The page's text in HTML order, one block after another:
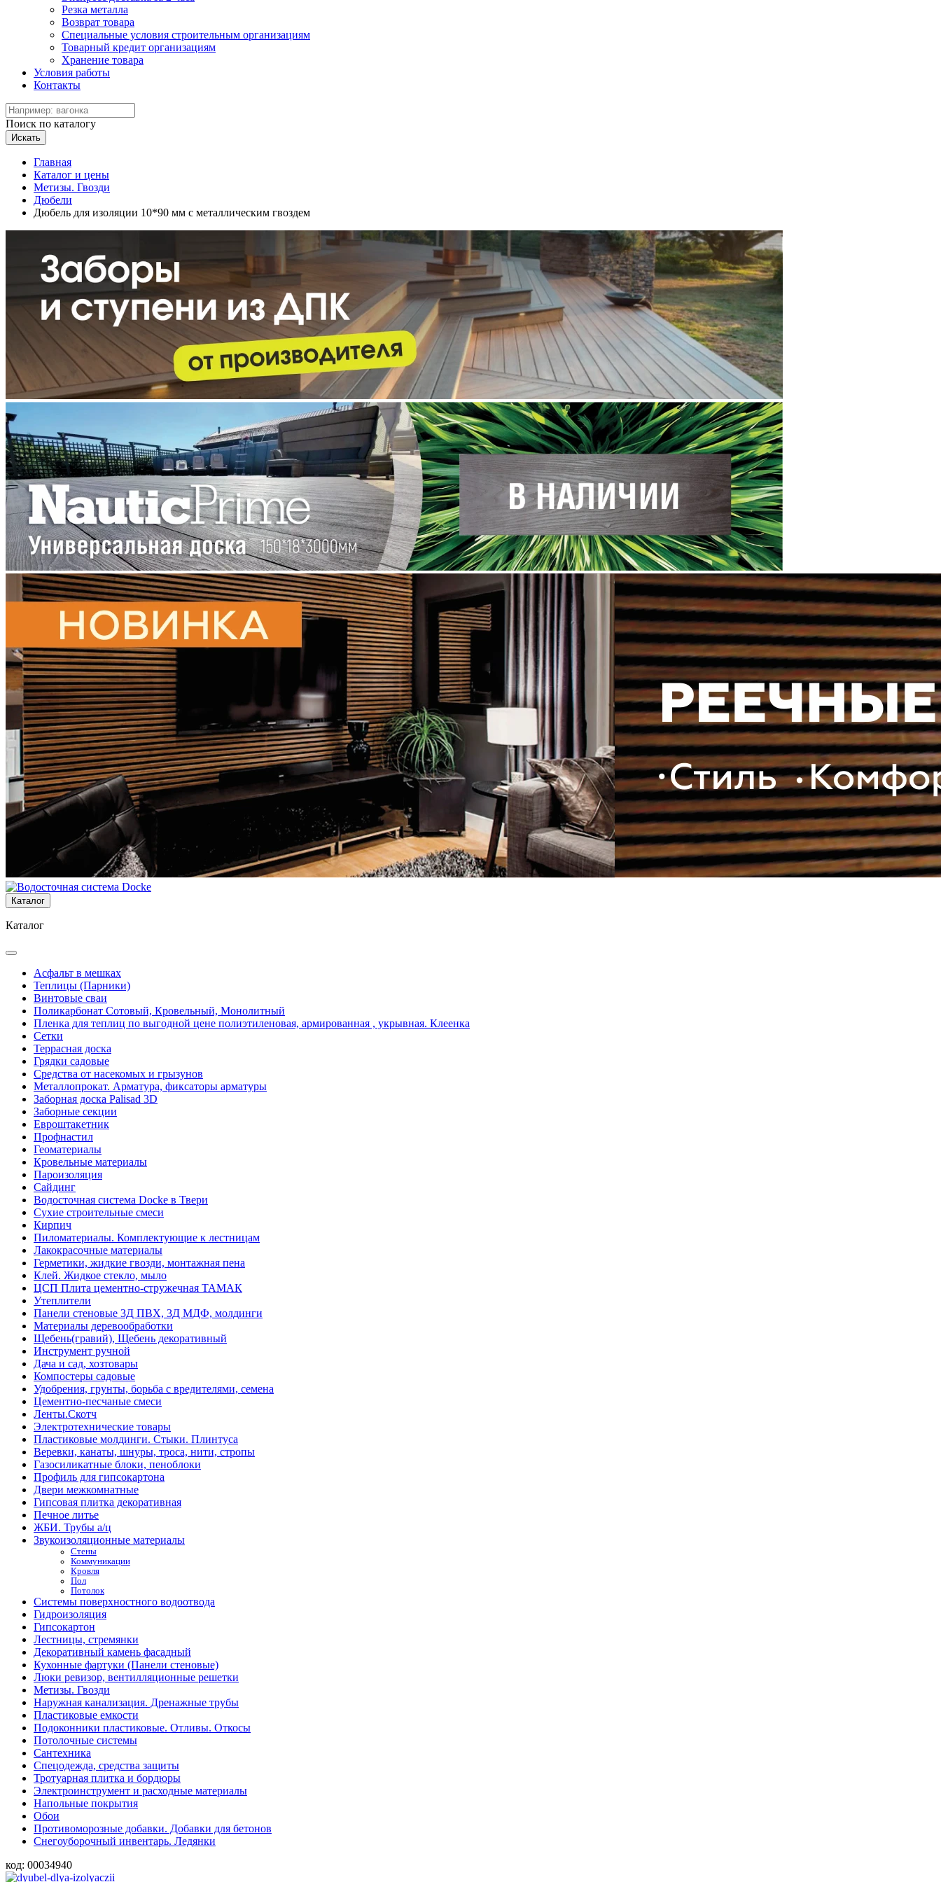
Резка металла
Возврат товара
Специальные условия строительным организациям
Товарный кредит организациям
Хранение товара
Условия работы
Контакты
Поиск по каталогу
Искать
Главная
Каталог и цены
Метизы. Гвозди
Дюбели
Дюбель для изоляции 10*90 мм с металлическим гвоздем
Каталог
Каталог
Асфальт в мешках
Теплицы (Парники)
Винтовые сваи
Поликарбонат Сотовый, Кровельный, Монолитный
Пленка для теплиц по выгодной цене полиэтиленовая, армированная , укрывная. Клеенка
Сетки
Террасная доска
Грядки садовые
Средства от насекомых и грызунов
Металлопрокат. Арматура, фиксаторы арматуры
Заборная доска Palisad 3D
Заборные секции
Евроштакетник
Профнастил
Геоматериалы
Кровельные материалы
Пароизоляция
Сайдинг
Водосточная система Docke в Твери
Сухие строительные смеси
Кирпич
Пиломатериалы. Комплектующие к лестницам
Лакокрасочные материалы
Герметики, жидкие гвозди, монтажная пена
Клей. Жидкое стекло, мыло
ЦСП Плита цементно-стружечная ТАМАК
Утеплители
Панели стеновые 3Д ПВХ, 3Д МДФ, молдинги
Материалы деревообработки
Щебень(гравий), Щебень декоративный
Инструмент ручной
Дача и сад, хозтовары
Компостеры садовые
Удобрения, грунты, борьба с вредителями, семена
Цементно-песчаные смеси
Ленты.Скотч
Электротехнические товары
Пластиковые молдинги. Стыки. Плинтуса
Веревки, канаты, шнуры, троса, нити, стропы
Газосиликатные блоки, пеноблоки
Профиль для гипсокартона
Двери межкомнатные
Гипсовая плитка декоративная
Печное литье
ЖБИ. Трубы а/ц
Звукоизоляционные материалы
Стены
Коммуникации
Кровля
Пол
Потолок
Системы поверхностного водоотвода
Гидроизоляция
Гипсокартон
Лестницы, стремянки
Декоративный камень фасадный
Кухонные фартуки (Панели стеновые)
Люки ревизор, вентилляционные решетки
Метизы. Гвозди
Наружная канализация. Дренажные трубы
Пластиковые емкости
Подоконники пластиковые. Отливы. Откосы
Потолочные системы
Сантехника
Спецодежда, средства защиты
Тротуарная плитка и бордюры
Электроинструмент и расходные материалы
Напольные покрытия
Обои
Противоморозные добавки. Добавки для бетонов
Снегоуборочный инвентарь. Ледянки
код: 00034940